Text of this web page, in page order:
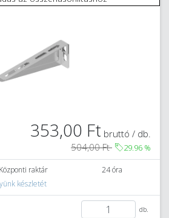
353,00 Ft bruttó / db.
504,00 Ft
29.96 %
Központi raktár
24 óra
készletét
db.